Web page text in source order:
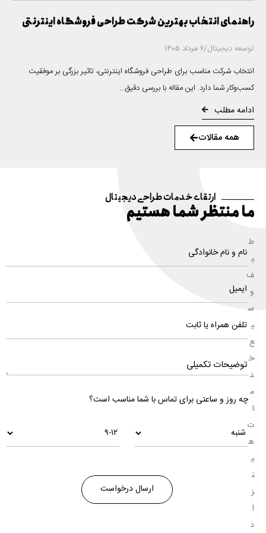
توسعه دیجیتال/6 مرداد 1405
راهنمای انتخاب بهترین شرکت طراحی فروشگاه اینترنتی
انتخاب شرکت مناسب برای طراحی فروشگاه اینترنتی، تاثیر بزرگی بر موفقیت
کسب‌وکار شما دارد. این مقاله با بررسی دقیق...
ادامه مطلب
همه مقالات
ارتقای خدمات طراحی دیجیتال
ما منتظر شما هستیم
ط
ی
ف
و
س
ی
ع
خ
د
م
ا
ت
ه
ی
ن
ز
ا
د
چه روز و ساعتی برای تماس با شما مناسب است؟